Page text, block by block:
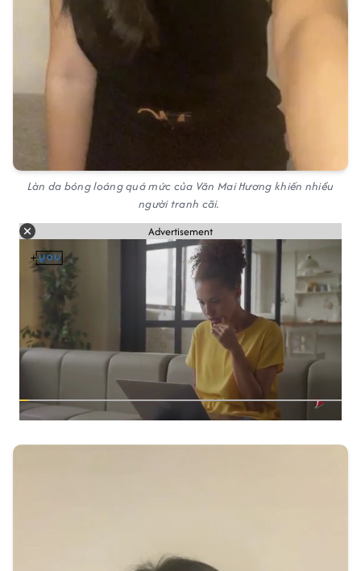
Làn da bóng loáng quá mức của Văn Mai Hương khiến nhiều
người tranh cãi.
Advertisement